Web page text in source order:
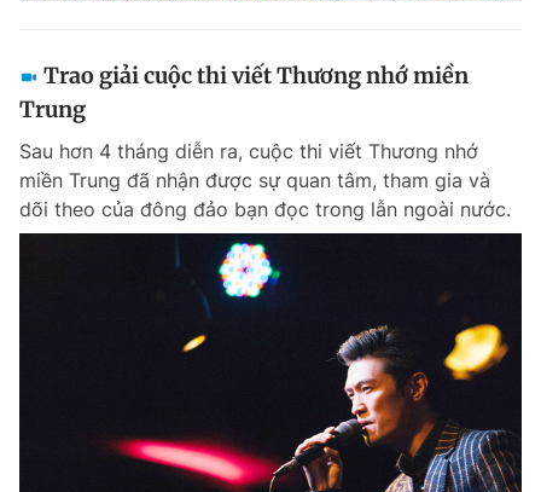
Trao giải cuộc thi viết Thương nhớ miền
Trung
Sau hơn 4 tháng diễn ra, cuộc thi viết Thương nhớ
miền Trung đã nhận được sự quan tâm, tham gia và
dõi theo của đông đảo bạn đọc trong lẫn ngoài nước.